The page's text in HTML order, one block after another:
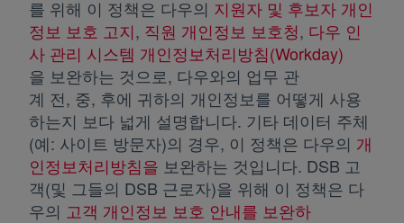
를 위해 이 정책은 다우의 지원자 및 후보자 개인
정보 보호 고지새 탭에서 열림
, 직원 개인정보 보호청새 탭에서 열
, 다우 인
사 관리 시스템 개인정보처리방침(Workday)
을 보완하는 것으로, 다우와의 업무 관
계 전, 중, 후에 귀하의 개인정보를 어떻게 사용
하는지 보다 넓게 설명합니다. 기타 데이터 주체
(예: 사이트 방문자)의 경우, 이 정책은 다우의 개
인정보처리방침을 새 탭에서 열림
보완하는 것입니다. DSB 고
객(및 그들의 DSB 근로자)을 위해 이 정책은 다
우의 고객 개인정보 보호 안내를 보완하